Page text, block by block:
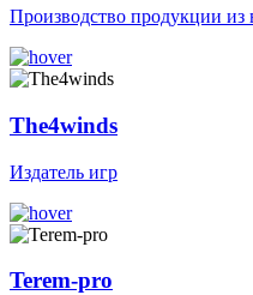
Производство продукции из
The4winds
Издатель игр
Terem-pro